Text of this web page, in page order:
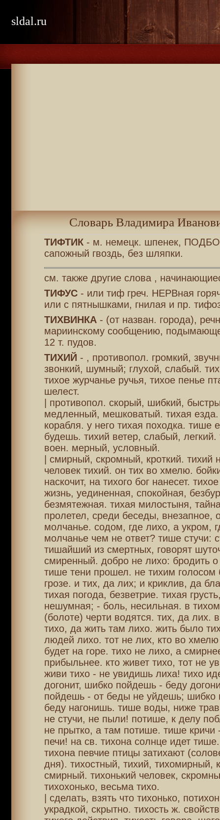
sldal.ru
Словарь Владимира
ТИФТИК- м. немецк. шпенек,
сапожный гвоздь, без шляпки.
см. также другие слова ,
ТИФУС- или тиф греч. НЕРВная
или с пятнышками, гнилая и пр.
ТИХВИНКА- (от назван. города),
мариинскому сообщению,
12 т. пудов.
ТИХИЙ - , противопол. громкий,
звонкий, шумный; глухой, слабый.
тихое журчанье ручья, тихое пенье
шелест.
| противопол. скорый, шибкий,
медленный, мешковатый. тихая езда.
корабля. у него тихая походка.
будешь. тихий ветер, слабый, легкий.
воен. мерный, условный.
| смирный, скромный, кроткий. тихий
человек тихий. он тих во хмелю.
наскочит, на тихого бог нанесет.
жизнь, уединенная, спокойная,
безмятежная. тихая милостыня,
пролетел, среди беседы, внезапное,
молчанье. содом, где лихо, а укром,
молчанье чем не ответ? тише стучи:
тишайший из смертных, говорят
смиренный. добро не лихо: бродить
тише тени прошел. не тихим голосом
грозе. и тих, да лих; и криклив, да
тихая погода, безветрие. тихая
нешумная; - боль, несильная. в
(болоте) черти водятся. тих, да лих.
тихо, да жить там лихо. жить было
людей лихо. тот не лих, кто во хмелю
будет на горе. тихо не лихо, а
прибыльнее. кто живет тихо, тот не
живи тихо - не увидишь лиха! тихо
догонит, шибко пойдешь - беду
пойдешь - от беды не уйдешь; шибко
беду нагонишь. тише воды, ниже
не стучи, не пыли! потише, к делу
не прытко, а там потише. тише кричи
печи! на св. тихона солнце идет
тихона певчие птицы затихают
дня). тихостный, тихий, тихомирный,
смирный. тихонький человек,
тихохонько, весьма тихо.
| сделать, взять что тихонько,
украдкой, скрытно. тихость ж.